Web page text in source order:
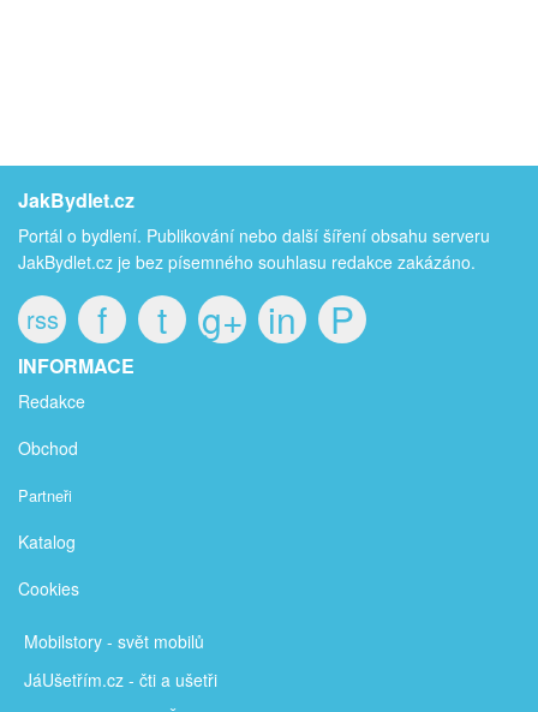
JakBydlet.cz
Portál o bydlení. Publikování nebo další šíření obsahu serveru
JakBydlet.cz je bez písemného souhlasu redakce zakázáno.
rss f t g+ in P
INFORMACE
Redakce
Obchod
Partneři
Katalog
Cookies
Mobilstory - svět mobilů
JáUšetřím.cz - čti a ušetři